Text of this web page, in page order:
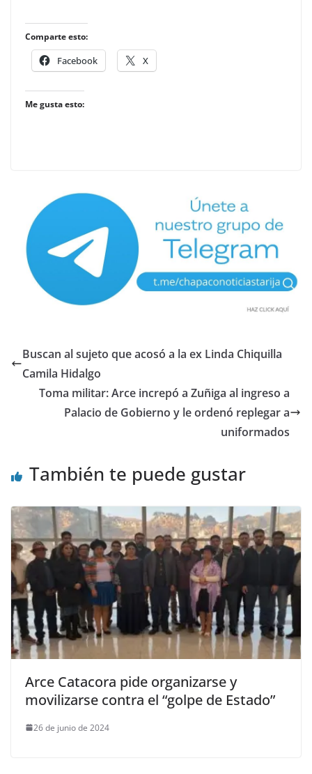
Comparte esto:
Facebook X
Me gusta esto:
Buscan al sujeto que acosó a la ex Linda Chiquilla
Camila Hidalgo
Toma militar: Arce increpó a Zuñiga al ingreso a
Palacio de Gobierno y le ordenó replegar a
uniformados
También te puede gustar
Arce Catacora pide organizarse y
movilizarse contra el “golpe de Estado”
26 de junio de 2024